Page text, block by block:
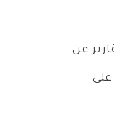
عن
على